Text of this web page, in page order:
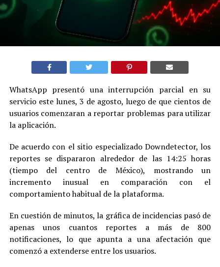
WhatsApp presentó una interrupción parcial en su
servicio este lunes, 3 de agosto, luego de que cientos de
usuarios comenzaran a reportar problemas para utilizar
la aplicación.
De acuerdo con el sitio especializado Downdetector, los
reportes se dispararon alrededor de las 14:25 horas
(tiempo del centro de México), mostrando un
incremento inusual en comparación con el
comportamiento habitual de la plataforma.
En cuestión de minutos, la gráfica de incidencias pasó de
apenas unos cuantos reportes a más de 800
notificaciones, lo que apunta a una afectación que
comenzó a extenderse entre los usuarios.